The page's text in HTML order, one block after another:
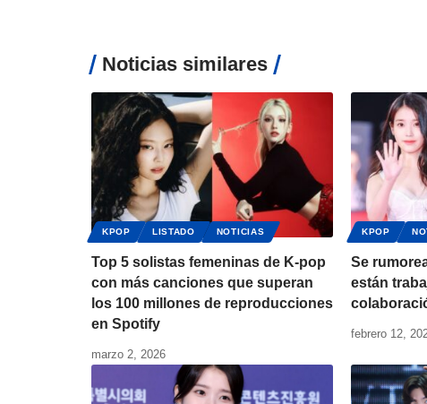
Noticias similares
KPOP LISTADO NOTICIAS
Top 5 solistas femeninas de K-pop
con más canciones que superan
los 100 millones de reproducciones
en Spotify
marzo 2, 2026
KPOP
Se
están
febrero 12,